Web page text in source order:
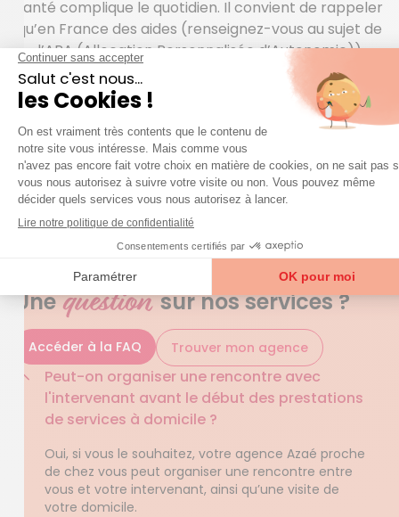
santé complique le quotidien. Il convient de rappeler
qu’en France des aides (renseignez-vous au sujet de
l’APA (Allocation Personnalisée d’Autonomie))
peuvent vous aider à financer tout ou partie des
prestations d’aide à domicile à destination des
personnes d’un certain âge, dépendantes ou en
situation de handicap. Et pour être complet, les
Chèques Emploi service Universel (CESU) font partie
des modes de règlement acceptés par Azaé.
QUESTIONS FRÉQUENTES
Unequestion sur nos services ?
Accéder à la FAQ Trouver mon agence
Peut-on organiser une rencontre avec
l'intervenant avant le début des prestations
de services à domicile ?
Oui, si vous le souhaitez, votre agence Azaé proche
de chez vous peut organiser une rencontre entre
vous et votre intervenant, ainsi qu’une visite de
votre domicile.